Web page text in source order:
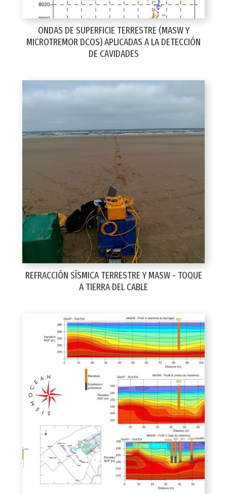
ONDAS DE SUPERFICIE TERRESTRE (MASW Y
MICROTREMOR DCOS) APLICADAS A LA DETECCIÓN
DE CAVIDADES
REFRACCIÓN SÍSMICA TERRESTRE Y MASW - TOQUE
A TIERRA DEL CABLE